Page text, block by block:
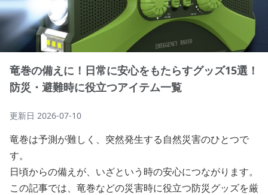
竜巻の備えに！日常に安心をもたらすグッズ15選！
防災・避難時に役立つアイテム一覧
更新日 2026-07-10
竜巻は予測が難しく、突然発生する自然災害のひとつで
す。
日頃からの備えが、いざという時の安心につながります。
この記事では、竜巻などの災害時に役立つ防災グッズを厳